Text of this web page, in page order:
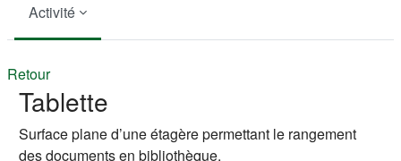
Activité
Retour
Tablette
Surface plane d’une étagère permettant le rangement
des documents en bibliothèque.